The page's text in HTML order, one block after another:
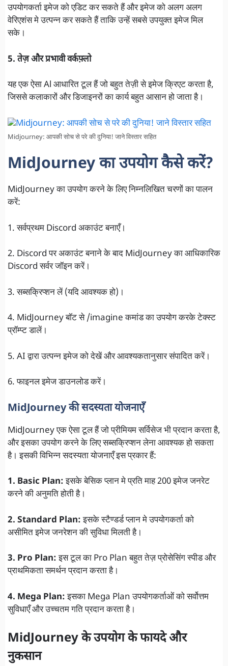
उपयोगकर्ता इमेज को एडिट कर सकते हैं और इमेज को अलग अलग
वेरिएशंस मे उत्पन्न कर सकते हैं ताकि उन्हें सबसे उपयुक्त इमेज मिल
सके।
5. तेज़ और प्रभावी वर्कफ़्लो
यह एक ऐसा Al आधारित टूल हैं जो बहुत तेज़ी से इमेज क्रिएट करता है,
जिससे कलाकारों और डिजाइनरों का कार्य बहुत आसान हो जाता है।
Midjourney: आपकी सोच से परे की दुनिया! जाने विस्तार सहित
MidJourney का उपयोग कैसे करें?
MidJourney का उपयोग करने के लिए निम्नलिखित चरणों का पालन
करें:
1. सर्वप्रथम Discord अकाउंट बनाएँ।
2. Discord पर अकाउंट बनाने के बाद MidJourney का आधिकारिक
Discord सर्वर जॉइन करें।
3. सब्सक्रिप्शन लें (यदि आवश्यक हो)।
4. MidJourney बॉट से /imagine कमांड का उपयोग करके टेक्स्ट
प्रॉम्प्ट डालें।
5. AI द्वारा उत्पन्न इमेज को देखें और आवश्यकतानुसार संपादित करें।
6. फाइनल इमेज डाउनलोड करें।
MidJourney की सदस्यता योजनाएँ
MidJourney एक ऐसा टूल हैं जो प्रीमियम सर्विसेज भी प्रदान करता है,
और इसका उपयोग करने के लिए सब्सक्रिप्शन लेना आवश्यक हो सकता
है। इसकी विभिन्न सदस्यता योजनाएँ इस प्रकार हैं:
1. Basic Plan:इसके बेसिक प्लान मे प्रति माह 200 इमेज जनरेट
करने की अनुमति होती है।
2. Standard Plan:इसके स्टैण्डर्ड प्लान मे उपयोगकर्ता को
असीमित इमेज जनरेशन की सुविधा मिलती है।
3. Pro Plan:इस टूल का Pro Plan बहुत तेज़ प्रोसेसिंग स्पीड और
प्राथमिकता समर्थन प्रदान करता है।
4. Mega Plan:इसका Mega Plan उपयोगकर्ताओं को सर्वोत्तम
सुविधाएँ और उच्चतम गति प्रदान करता है।
MidJourney के उपयोग के फायदे और
नुकसान